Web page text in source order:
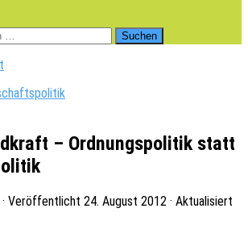
– Ordnungspolitik statt
· Veröffentlicht 24. August 2012 · Aktualisiert